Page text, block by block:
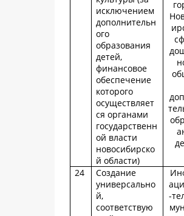
исключением
дополнительн
ого
образования
детей,
финансовое
обеспечение
которого
осуществляет
ся органами
государственн
ой власти
новосибирско
й области)
24
Создание
универсально
й,
соответствую
-